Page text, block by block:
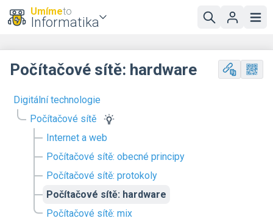
Umímeto
Informatika
Digitální technologie
Počítačové sítě
Internet a web
Počítačové sítě: obecné principy
Počítačové sítě: protokoly
Počítačové sítě: hardware
Počítačové sítě: mix
Počítačové sítě: hardware